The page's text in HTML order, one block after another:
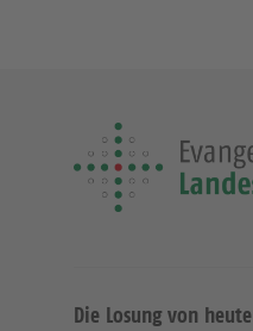
Die Losung von heute